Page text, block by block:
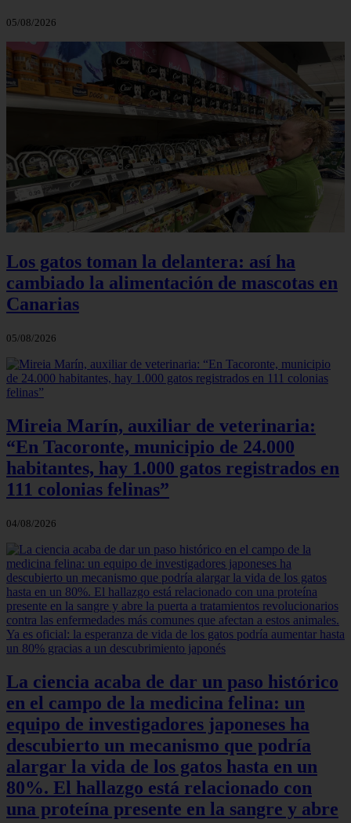
05/08/2026
Los gatos toman la delantera: así ha
cambiado la alimentación de mascotas en
Canarias
05/08/2026
Mireia Marín, auxiliar de veterinaria:
“En Tacoronte, municipio de 24.000
habitantes, hay 1.000 gatos registrados en
111 colonias felinas”
04/08/2026
La ciencia acaba de dar un paso histórico
en el campo de la medicina felina: un
equipo de investigadores japoneses ha
descubierto un mecanismo que podría
alargar la vida de los gatos hasta en un
80%. El hallazgo está relacionado con
una proteína presente en la sangre y abre